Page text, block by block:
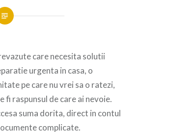
care necesita solutii
urgenta in casa, o
pe care nu vrei sa o ratezi,
fi raspunsul de care ai nevoie.
suma dorita, direct in contul
complicate.